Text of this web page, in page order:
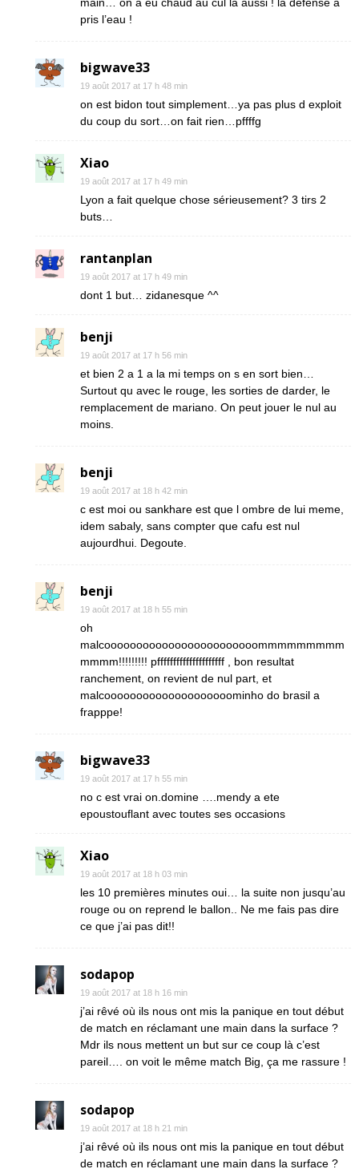
pris l’eau !
bigwave33
19 août 2017 at 17 h 48 min
on est bidon tout simplement…ya pas plus d exploit
du coup du sort…on fait rien…pffffg
Xiao
19 août 2017 at 17 h 49 min
Lyon a fait quelque chose sérieusement? 3 tirs 2
buts…
rantanplan
19 août 2017 at 17 h 49 min
dont 1 but… zidanesque ^^
benji
19 août 2017 at 17 h 56 min
et bien 2 a 1 a la mi temps on s en sort bien…
Surtout qu avec le rouge, les sorties de darder, le
remplacement de mariano. On peut jouer le nul au
moins.
benji
19 août 2017 at 18 h 42 min
c est moi ou sankhare est que l ombre de lui meme,
idem sabaly, sans compter que cafu est nul
aujourdhui. Degoute.
benji
19 août 2017 at 18 h 55 min
oh
malcoooooooooooooooooooooooommmmmmmmm
mmmm!!!!!!!!! pfffffffffffffffffffff , bon resultat
ranchement, on revient de nul part, et
malcoooooooooooooooooooominho do brasil a
frapppe!
bigwave33
19 août 2017 at 17 h 55 min
no c est vrai on.domine ….mendy a ete
epoustouflant avec toutes ses occasions
Xiao
19 août 2017 at 18 h 03 min
les 10 premières minutes oui… la suite non jusqu’au
rouge ou on reprend le ballon.. Ne me fais pas dire
ce que j’ai pas dit!!
sodapop
19 août 2017 at 18 h 16 min
j’ai rêvé où ils nous ont mis la panique en tout début
de match en réclamant une main dans la surface ?
Mdr ils nous mettent un but sur ce coup là c’est
pareil…. on voit le même match Big, ça me rassure !
sodapop
19 août 2017 at 18 h 21 min
j’ai rêvé où ils nous ont mis la panique en tout début
de match en réclamant une main dans la surface ?